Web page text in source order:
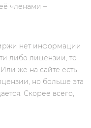
членами –
нет информации
либо лицензии, то
же на сайте есть
но больше эта
Скорее всего,